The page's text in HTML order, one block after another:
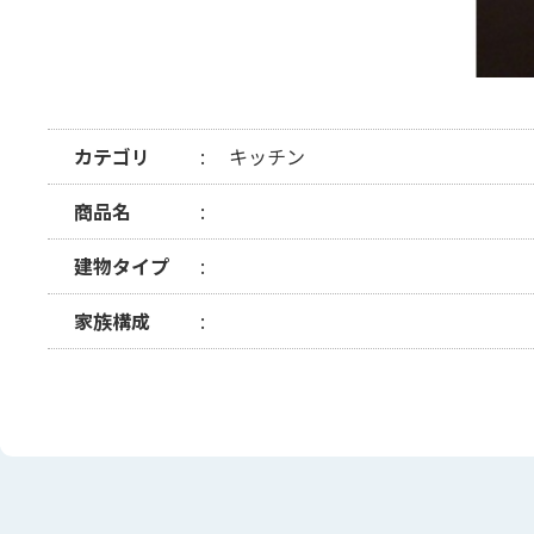
カテゴリ
キッチン
商品名
建物タイプ
家族構成